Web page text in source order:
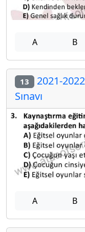
A B
13 2021-
Sınavı
A B